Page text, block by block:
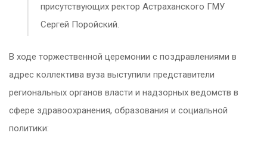
присутствующих ректор Астраханского ГМУ
Сергей Поройский.
В ходе торжественной церемонии с поздравлениями в
адрес коллектива вуза выступили представители
региональных органов власти и надзорных ведомств в
сфере здравоохранения, образования и социальной
политики: